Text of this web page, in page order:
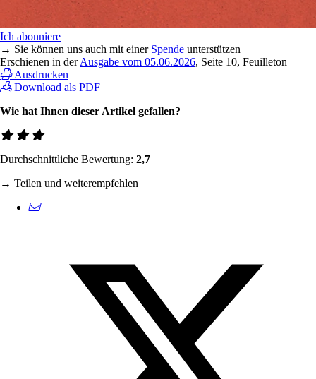
Ich abonniere
→ Sie können uns auch mit einer Spende unterstützen
Erschienen in derAusgabe vom 05.06.2026, Seite 10, Feuilleton
Ausdrucken
Download als PDF
Wie hat Ihnen dieser Artikel gefallen?
Durchschnittliche Bewertung: 2,7
→ Teilen und weiterempfehlen